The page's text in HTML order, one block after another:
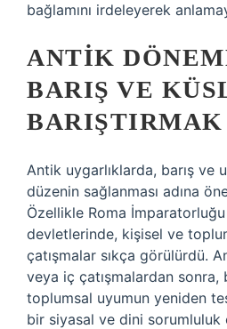
bağlamını irdeleyerek
ANTIK
BARIŞ VE
BARIŞTIRMAK
Antik uygarlıklarda, barış ve
düzenin sağlanması adına
Özellikle Roma
devletlerinde, kişisel ve
çatışmalar sıkça görülürdü.
veya iç çatışmalardan sonra,
toplumsal uyumun yeniden
bir siyasal ve dini